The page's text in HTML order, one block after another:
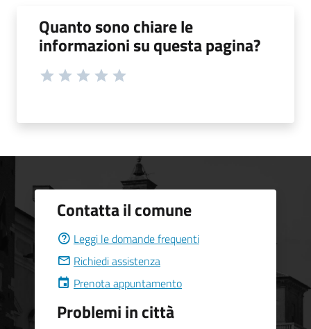
Quanto sono chiare le
informazioni su questa pagina?
Contatta il comune
Leggi le domande frequenti
Richiedi assistenza
Prenota appuntamento
Problemi in città